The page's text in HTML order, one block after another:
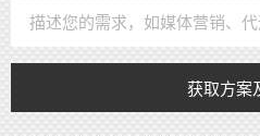
获取方案